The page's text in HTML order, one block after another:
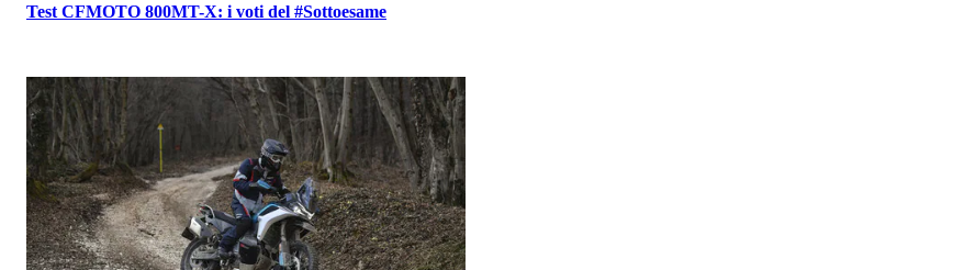
Test CFMOTO 800MT-X: i voti del #Sottoesame